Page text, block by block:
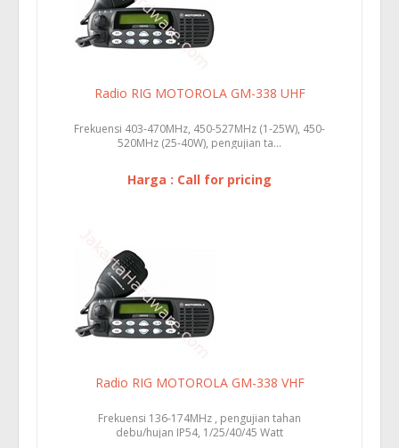
Radio RIG MOTOROLA GM-338 UHF
Frekuensi 403-470MHz, 450-527MHz (1-25W), 450-
520MHz (25-40W), pengujian ta...
Harga : Call for pricing
Radio RIG MOTOROLA GM-338 VHF
Frekuensi 136-174MHz , pengujian tahan
debu/hujan IP54, 1/25/40/45 Watt